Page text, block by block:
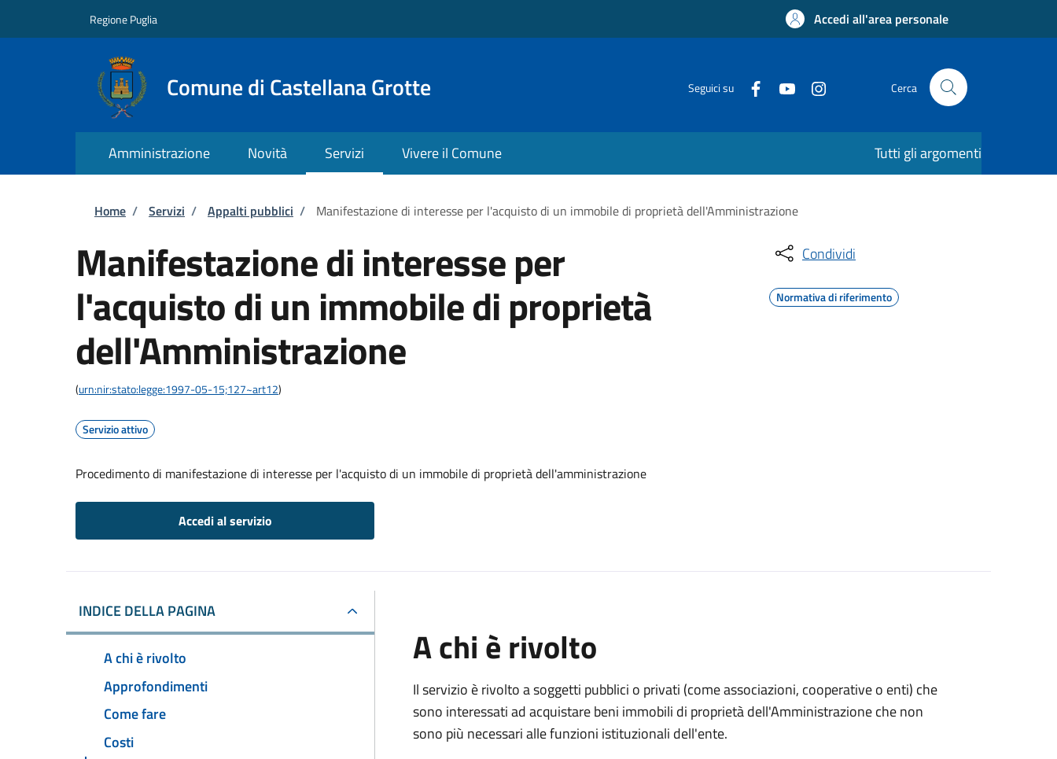
Regione Puglia Accedi all'area personale
Comune di Castellana Grotte Seguici su Cerca
Amministrazione Novità Servizi Vivere il Comune Tutti gli argomenti
Briciole di pane
Home / Servizi / Appalti pubblici / Manifestazione di interesse per l'acquisto di un immobile di proprietà dell'Amministrazione
Manifestazione di interesse per
l'acquisto di un immobile di proprietà
dell'Amministrazione
(urn:nir:stato:legge:1997-05-15;127~art12)
Servizio attivo
Procedimento di manifestazione di interesse per l'acquisto di un immobile di proprietà dell'amministrazione
Accedi al servizio
Condividi
Normativa di riferimento
INDICE DELLA PAGINA
A chi è rivolto
Approfondimenti
Come fare
Costi
A chi è rivolto
Il servizio è rivolto a soggetti pubblici o privati (come associazioni, cooperative o enti) che
sono interessati ad acquistare beni immobili di proprietà dell'Amministrazione che non
sono più necessari alle funzioni istituzionali dell'ente.